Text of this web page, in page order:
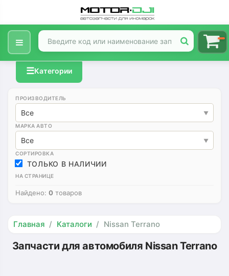
☰Категории
ПРОИЗВОДИТЕЛЬ
Все
МАРКА АВТО
Все
СОРТИРОВКА
ТОЛЬКО В НАЛИЧИИ
НА СТРАНИЦЕ
Найдено: 0 товаров
Главная Каталоги Nissan Terrano
Запчасти для автомобиля Nissan Terrano